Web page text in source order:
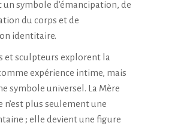
symbole d’émancipation, de
du corps et de
identitaire.
et sculpteurs explorent la
expérience intime, mais
symbole universel. La Mère
plus seulement une
; elle devient une figure